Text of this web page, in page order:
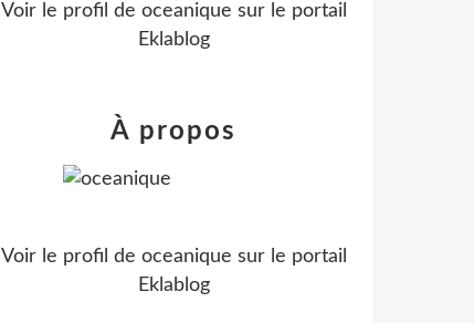
Voir le profil de oceanique sur le portail
Eklablog
À propos
Voir le profil de oceanique sur le portail
Eklablog